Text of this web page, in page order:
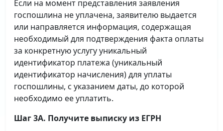
Если на момент представления заявления
госпошлина не уплачена, заявителю выдается
или направляется информация, содержащая
необходимый для подтверждения факта оплаты
за конкретную услугу уникальный
идентификатор платежа (уникальный
идентификатор начисления) для уплаты
госпошлины, с указанием даты, до которой
необходимо ее уплатить.
Шаг 3А. Получите выписку из ЕГРН